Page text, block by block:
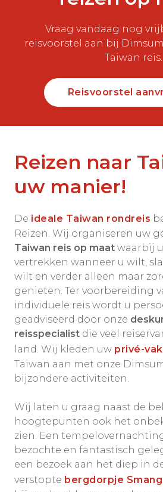
Vraag vandaag nog
reisvoorstel aan bij
Taiwan reis.
Reisvoorstel
Reizen naar
uw manier!
De ideale Taiwan rondreis
Reizen. Wij organiseren uw
Taiwan reis op maat waarbij
vertrekken wanneer u wilt,
wilt en verder alleen maar
genieten. Ter voorbereiding
individuele reis wordt u
geadviseerd door onze
reisspecialist die veel
land. Wij kleden uw privé-
Taiwan aan met onze
bijzondere activiteiten.
Wij laten u graag naast de
hoogtepunten ook het
zien. Een
bezochte en fantastisch
een bezoek aan het diep in
verstopte bergdorpje